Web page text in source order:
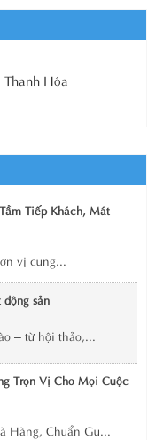
Thanh Hóa
Tiếp Khách, Mát
vị cung...
sản
– từ hội thảo,...
Trọn Vị Cho Mọi Cuộc
Hàng, Chuẩn Gu...